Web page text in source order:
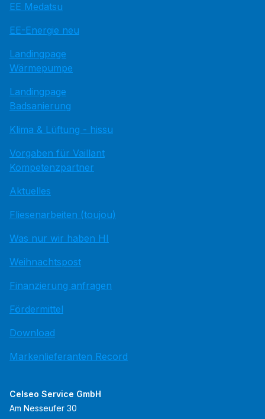
EE Medatsu
EE-Energie neu
Landingpage
Wärmepumpe
Landingpage
Badsanierung
Klima & Lüftung - hissu
Vorgaben für Vaillant
Kompetenzpartner
Aktuelles
Fliesenarbeiten (toujou)
Was nur wir haben HI
Weihnachtspost
Finanzierung anfragen
Fördermittel
Download
Markenlieferanten Record
Celseo Service GmbH
Am Nesseufer 30